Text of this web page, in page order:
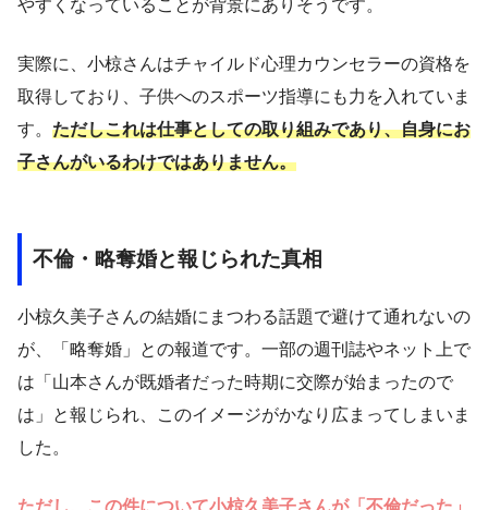
やすくなっていることが背景にありそうです。
実際に、小椋さんはチャイルド心理カウンセラーの資格を
取得しており、子供へのスポーツ指導にも力を入れていま
す。 ただしこれは仕事としての取り組みであり、自身にお
子さんがいるわけではありません。
不倫・略奪婚と報じられた真相
小椋久美子さんの結婚にまつわる話題で避けて通れないの
が、「略奪婚」との報道です。一部の週刊誌やネット上で
は「山本さんが既婚者だった時期に交際が始まったので
は」と報じられ、このイメージがかなり広まってしまいま
した。
ただし、この件について小椋久美子さんが「不倫だった」